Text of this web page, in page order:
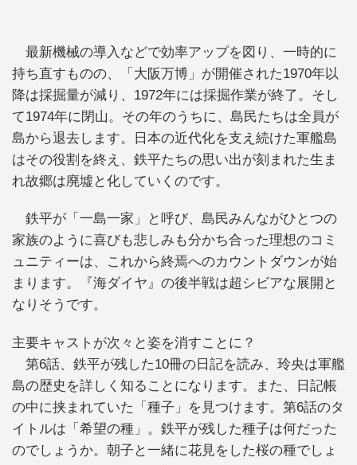
最新機械の導入などで効率アップを図り、一時的に
持ち直すものの、「大阪万博」が開催された1970年以
降は採掘量が減り、1972年には採掘作業が終了。そし
て1974年に閉山。その年のうちに、島民たちは全員が
島から退去します。日本の近代化を支え続けた軍艦島
はその役割を終え、鉄平たちの思い出が刻まれた生ま
れ故郷は廃墟と化していくのです。
鉄平が「一島一家」と呼び、島民みんながひとつの
家族のように喜びも悲しみも分かち合った理想のコミ
ュニティーは、これから終焉へのカウントダウンが始
まります。『海ダイヤ』の後半戦は超シビアな展開と
なりそうです。
主要キャストが次々と姿を消すことに？
第6話、鉄平が残した10冊の日記を読み、玲央は軍艦
島の歴史を詳しく知ることになります。また、日記帳
の中に挟まれていた「種子」を見つけます。第6話のタ
イトルは「希望の種」。鉄平が残した種子は何だった
のでしょうか。朝子と一緒に花見をした桜の種でしょ